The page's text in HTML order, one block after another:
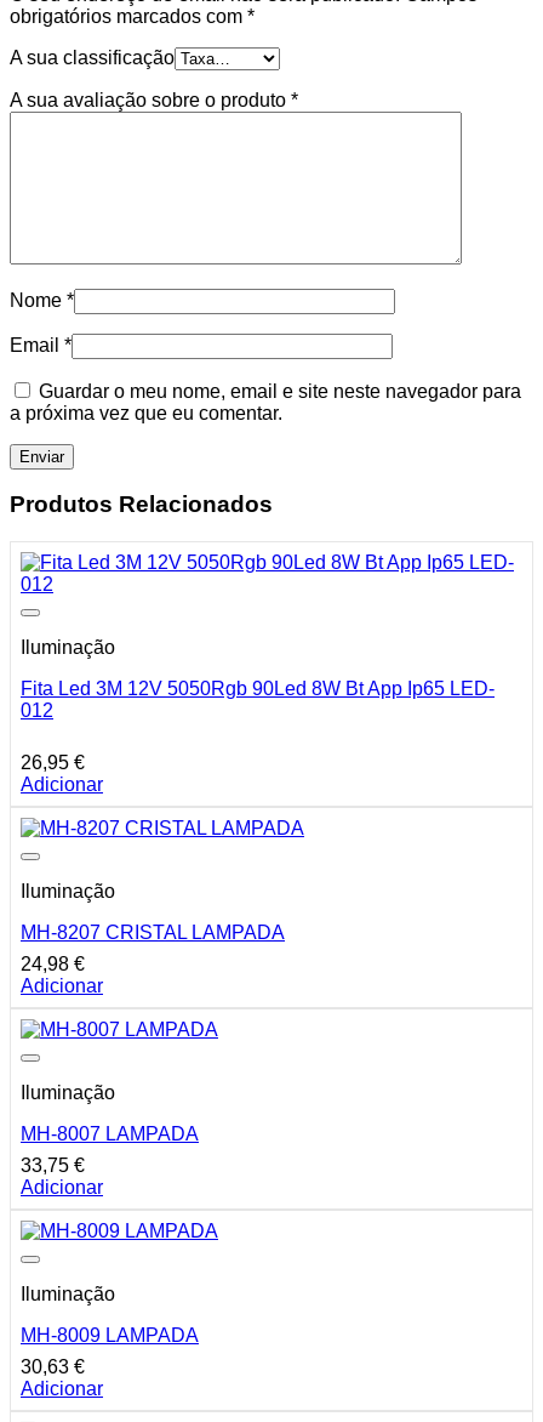
obrigatórios marcados com *
A sua classificação
A sua avaliação sobre o produto *
Nome *
Email *
Guardar o meu nome, email e site neste navegador para
a próxima vez que eu comentar.
Produtos Relacionados
Iluminação
Fita Led 3M 12V 5050Rgb 90Led 8W Bt App Ip65 LED-
012
26,95 €
Adicionar
Iluminação
MH-8207 CRISTAL LAMPADA
24,98 €
Adicionar
Iluminação
MH-8007 LAMPADA
33,75 €
Adicionar
Iluminação
MH-8009 LAMPADA
30,63 €
Adicionar